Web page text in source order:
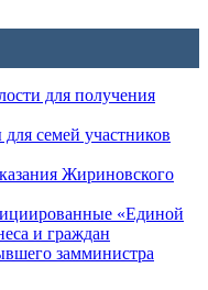
для получения
семей участников
Жириновского
«Единой
и граждан
замминистра